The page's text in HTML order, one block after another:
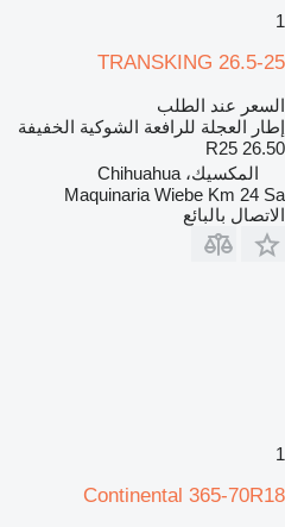
1
TRANSKING 26.5-25
السعر عند الطلب
إطار العجلة للرافعة الشوكية الخفيفة
26.50 R25
المكسيك، Chihuahua
Maquinaria Wiebe Km 24 Sa
الاتصال بالبائع
1
Continental 365-70R18